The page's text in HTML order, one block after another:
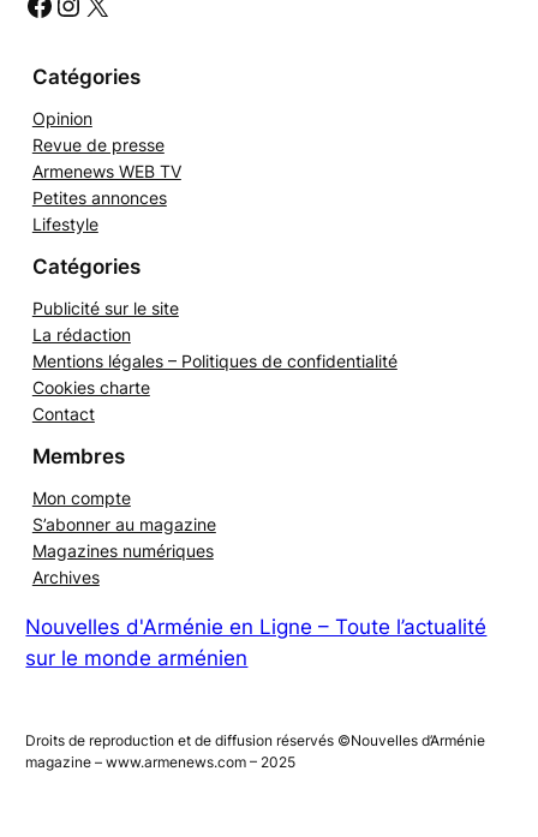
h
r
# # #
Opinion
Revue de presse
Armenews WEB TV
Petites annonces
Publicité sur le site
La rédaction
Mentions légales – Politiques de confidentialité
Cookies charte
Mon compte
S’abonner au magazine
Magazines numériques
Nouvelles d'Arménie en Ligne – Toute l’actualité
Droits de reproduction et de diffusion réservés ©Nouvelles d’Arménie